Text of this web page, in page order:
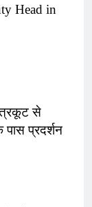
Head in
से
प्रदर्शन